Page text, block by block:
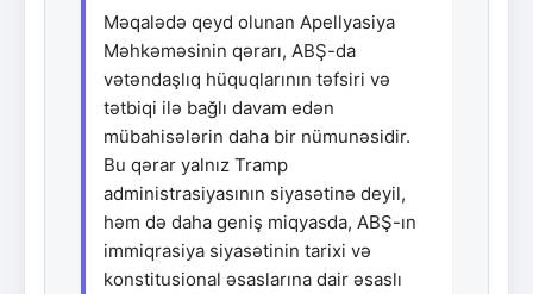
Məqalədə qeyd olunan Apellyasiya
Məhkəməsinin qərarı, ABŞ-da
vətəndaşlıq hüquqlarının təfsiri və
tətbiqi ilə bağlı davam edən
mübahisələrin daha bir nümunəsidir.
Bu qərar yalnız Tramp
administrasiyasının siyasətinə deyil,
həm də daha geniş miqyasda, ABŞ-ın
immiqrasiya siyasətinin tarixi və
konstitusional əsaslarına dair əsaslı